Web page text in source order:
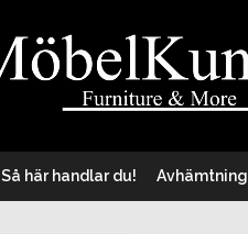
Så här handlar du!